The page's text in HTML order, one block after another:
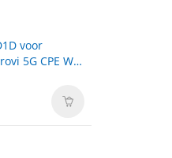
voor
5G CPE Win
CPE